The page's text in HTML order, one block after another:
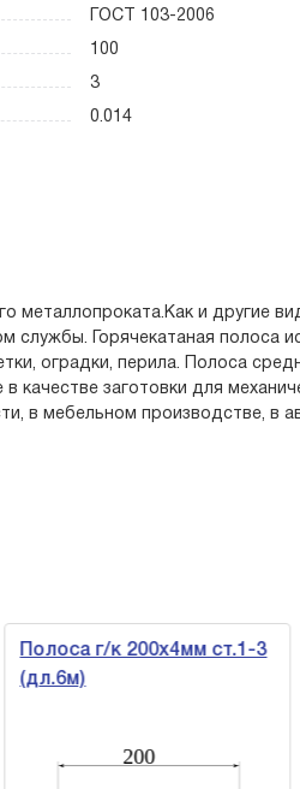
ГОСТ 103-2006
100
3
0.014
металлопроката.Как и другие
службы. Горячекатаная полоса
оградки, перила. Полоса
качестве заготовки для
в мебельном производстве, в
Полоса г/к 200х4мм ст.1-3
(дл.6м)